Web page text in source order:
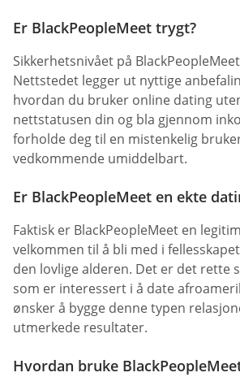
Er BlackPeopleMeet trygt?
Sikkerhetsnivået på
Nettstedet legger ut nyttige
hvordan du bruker online dating
nettstatusen din og bla gjennom
forholde deg til en mistenkelig
vedkommende umiddelbart.
Er BlackPeopleMeet en ekte
Faktisk er BlackPeopleMeet en
velkommen til å bli med i
den lovlige alderen. Det er det rette
som er interessert i å date
ønsker å bygge denne typen
utmerkede resultater.
Hvordan bruke